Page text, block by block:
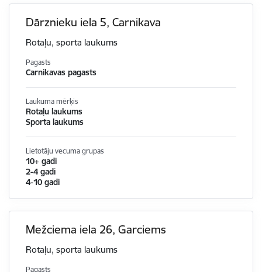
Dārznieku iela 5, Carnikava
Rotaļu, sporta laukums
Pagasts
Carnikavas pagasts
Laukuma mērķis
Rotaļu laukums
Sporta laukums
Lietotāju vecuma grupas
10+ gadi
2-4 gadi
4-10 gadi
Mežciema iela 26, Garciems
Rotaļu, sporta laukums
Pagasts